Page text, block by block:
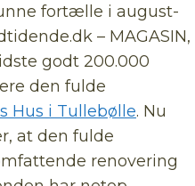
fortælle i august-
– MAGASIN,
godt 200.000
den fulde
Hus i Tullebølle. Nu
at den fulde
renovering